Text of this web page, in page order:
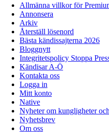
Allmänna villkor för
Annonsera
Arkiv
Återställ lösenord
Bästa kändissajterna 2026
Bloggnytt
Integritetspolicy Stoppa
Kändisar A-Ö
Kontakta oss
Logga in
Mitt konto
Native
Nyheter om kungligheter
Nyhetsbrev
Om oss